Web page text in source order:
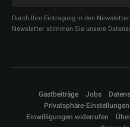
Durch Ihre Eintragung in den
Newsletter stimmen Sie unsere
Gastbeiträge Jobs
Privatsphäre-Einstellungen
Einwilligungen widerrufen